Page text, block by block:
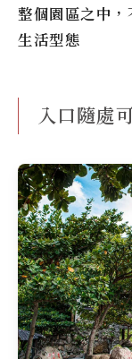
整個園區之中
生活型態
入口隨處